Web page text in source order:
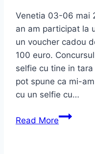
Venetia 03-06 mai
an am participat la
un voucher cadou
100 euro.
selfie cu tine in
pot spune ca mi-
cu un selfie cu…
Read More